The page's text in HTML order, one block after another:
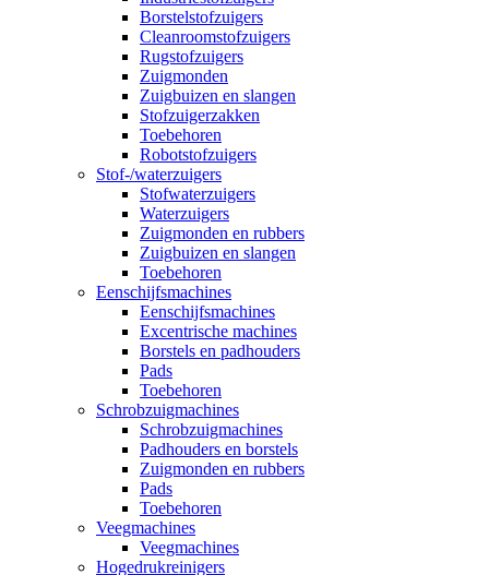
Borstelstofzuigers
Cleanroomstofzuigers
Rugstofzuigers
Zuigmonden
Zuigbuizen en slangen
Stofzuigerzakken
Toebehoren
Robotstofzuigers
Stof-/waterzuigers
Stofwaterzuigers
Waterzuigers
Zuigmonden en rubbers
Zuigbuizen en slangen
Toebehoren
Eenschijfsmachines
Eenschijfsmachines
Excentrische machines
Borstels en padhouders
Pads
Toebehoren
Schrobzuigmachines
Schrobzuigmachines
Padhouders en borstels
Zuigmonden en rubbers
Pads
Toebehoren
Veegmachines
Veegmachines
Hogedrukreinigers